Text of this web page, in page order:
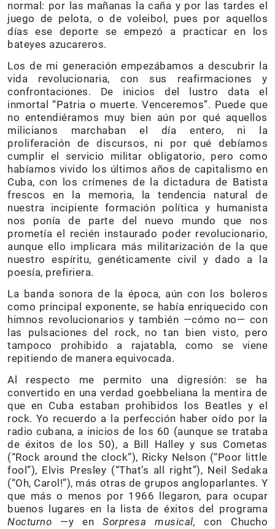
normal: por las mañanas la caña y por las tardes el
juego de pelota, o de voleibol, pues por aquellos
días ese deporte se empezó a practicar en los
bateyes azucareros.
Los de mi generación empezábamos a descubrir la
vida revolucionaria, con sus reafirmaciones y
confrontaciones. De inicios del lustro data el
inmortal “Patria o muerte. Venceremos”. Puede que
no entendiéramos muy bien aún por qué aquellos
milicianos marchaban el día entero, ni la
proliferación de discursos, ni por qué debíamos
cumplir el servicio militar obligatorio, pero como
habíamos vivido los últimos años de capitalismo en
Cuba, con los crímenes de la dictadura de Batista
frescos en la memoria, la tendencia natural de
nuestra incipiente formación política y humanista
nos ponía de parte del nuevo mundo que nos
prometía el recién instaurado poder revolucionario,
aunque ello implicara más militarización de la que
nuestro espíritu, genéticamente civil y dado a la
poesía, prefiriera.
La banda sonora de la época, aún con los boleros
como principal exponente, se había enriquecido con
himnos revolucionarios y también —cómo no— con
las pulsaciones del rock, no tan bien visto, pero
tampoco prohibido a rajatabla, como se viene
repitiendo de manera equivocada.
Al respecto me permito una digresión: se ha
convertido en una verdad goebbeliana la mentira de
que en Cuba estaban prohibidos los Beatles y el
rock. Yo recuerdo a la perfección haber oído por la
radio cubana, a inicios de los 60 (aunque se trataba
de éxitos de los 50), a Bill Halley y sus Cometas
(“Rock around the clock”), Ricky Nelson (“Poor little
fool”), Elvis Presley (“That’s all right”), Neil Sedaka
(“Oh, Carol!”), más otras de grupos angloparlantes. Y
que más o menos por 1966 llegaron, para ocupar
buenos lugares en la lista de éxitos del programa
Nocturno —y enSorpresa musical,con Chucho